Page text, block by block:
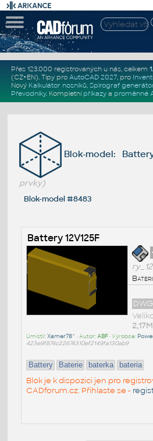
Přes 123.000 registrovaných u nás, celkem
(CZ+EN). Tipy pro AutoCAD 2027, pro
Nový Kalkulátor nosníků, Spirograf
Převodníky. Kompletní příkazya proměnné
Blok-model: Battery
prvky)
Blok-model #8483
Battery 12V125F
Umístil:Xamer78^ • Autor:ABF• Výrobce:
423e9f874c22674310ef2149fa130ab9
Battery Baterie baterka bateria
Blok je k dispozici jen pro
CADforum.cz. Přihlaste se -